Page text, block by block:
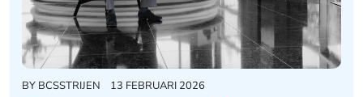
BY BCSSTRIJEN 13 FEBRUARI 2026